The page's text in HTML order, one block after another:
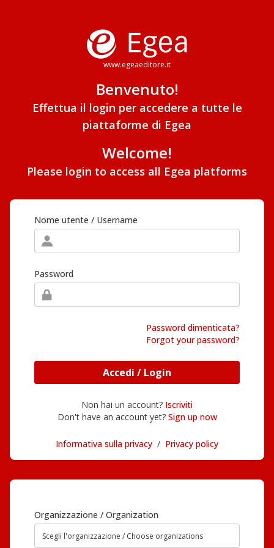
www.egeaeditore.it
Benvenuto!
Effettua il login per accedere a tutte le
piattaforme di Egea
Welcome!
Please login to access all Egea platforms
Nome utente / Username
Password
Password dimenticata?
Forgot your password?
Accedi / Login
Non hai un account? Iscriviti
Don't have an account yet? Sign up now
Informativa sulla privacy / Privacy policy
Organizzazione / Organization